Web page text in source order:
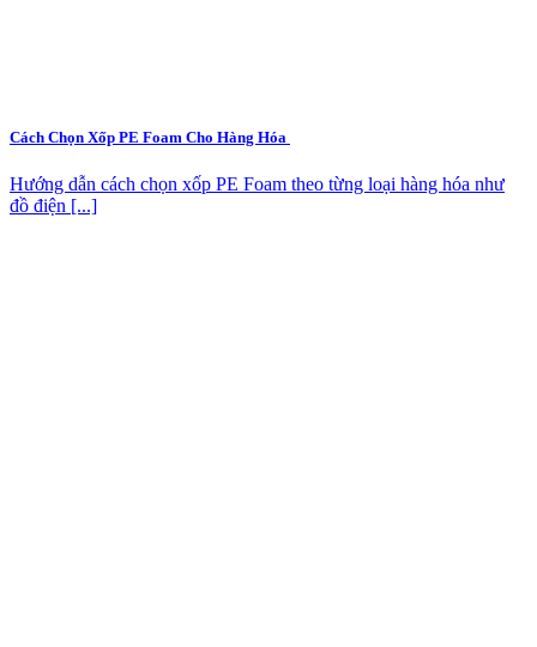
Cách Chọn Xốp PE Foam Cho Hàng Hóa
Hướng dẫn cách chọn xốp PE Foam theo từng loại hàng hóa như
đồ điện [...]